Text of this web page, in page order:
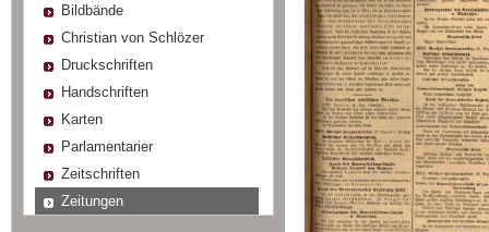
Bildbände
Christian von Schlözer
Druckschriften
Handschriften
Karten
Parlamentarier
Zeitschriften
Zeitungen